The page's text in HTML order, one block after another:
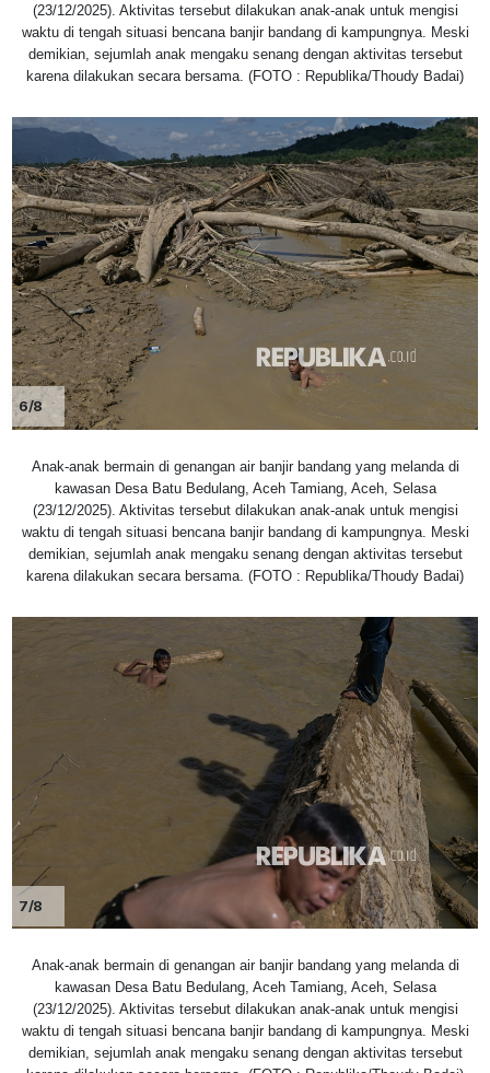
(23/12/2025). Aktivitas tersebut dilakukan anak-anak untuk mengisi
waktu di tengah situasi bencana banjir bandang di kampungnya. Meski
demikian, sejumlah anak mengaku senang dengan aktivitas tersebut
karena dilakukan secara bersama. (FOTO : Republika/Thoudy Badai)
6/8
Anak-anak bermain di genangan air banjir bandang yang melanda di
kawasan Desa Batu Bedulang, Aceh Tamiang, Aceh, Selasa
(23/12/2025). Aktivitas tersebut dilakukan anak-anak untuk mengisi
waktu di tengah situasi bencana banjir bandang di kampungnya. Meski
demikian, sejumlah anak mengaku senang dengan aktivitas tersebut
karena dilakukan secara bersama. (FOTO : Republika/Thoudy Badai)
7/8
Anak-anak bermain di genangan air banjir bandang yang melanda di
kawasan Desa Batu Bedulang, Aceh Tamiang, Aceh, Selasa
(23/12/2025). Aktivitas tersebut dilakukan anak-anak untuk mengisi
waktu di tengah situasi bencana banjir bandang di kampungnya. Meski
demikian, sejumlah anak mengaku senang dengan aktivitas tersebut